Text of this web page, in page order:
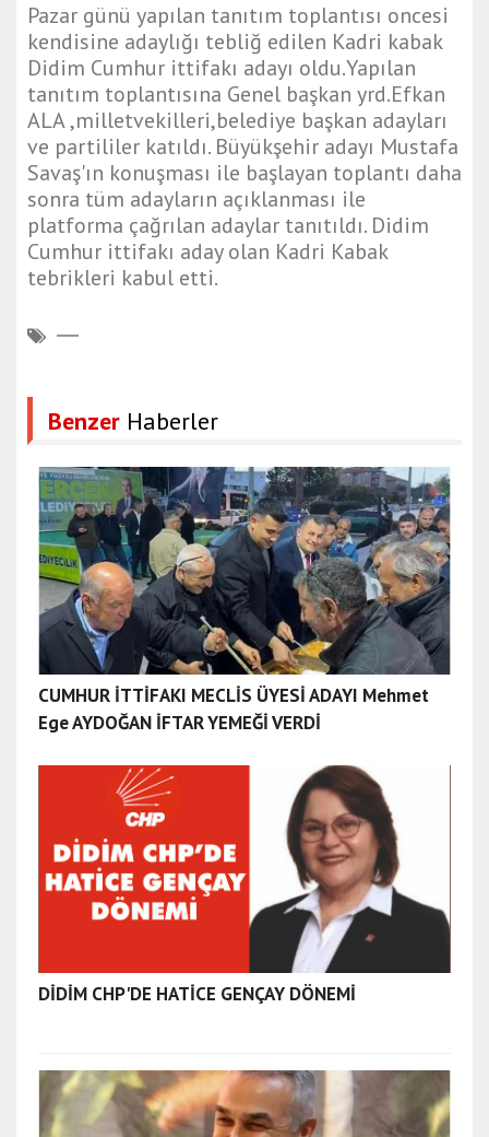
Pazar günü yapılan tanıtım toplantısı oncesi
kendisine adaylığı tebliğ edilen Kadri kabak
Didim Cumhur ittifakı adayı oldu.Yapılan
tanıtım toplantısına Genel başkan yrd.Efkan
ALA ,milletvekilleri,belediye başkan adayları
ve partililer katıldı. Büyükşehir adayı Mustafa
Savaş'ın konuşması ile başlayan toplantı daha
sonra tüm adayların açıklanması ile
platforma çağrılan adaylar tanıtıldı. Didim
Cumhur ittifakı aday olan Kadri Kabak
tebrikleri kabul etti.
Benzer Haberler
CUMHUR İTTİFAKI MECLİS ÜYESİ ADAYI Mehmet
Ege AYDOĞAN İFTAR YEMEĞİ VERDİ
DİDİM CHP'DE HATİCE GENÇAY DÖNEMİ